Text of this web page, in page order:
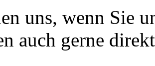
uns, wenn Sie
auch gerne